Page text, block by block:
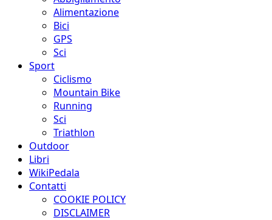
Alimentazione
Bici
GPS
Sci
Sport
Ciclismo
Mountain Bike
Running
Sci
Triathlon
Outdoor
Libri
WikiPedala
Contatti
COOKIE POLICY
DISCLAIMER